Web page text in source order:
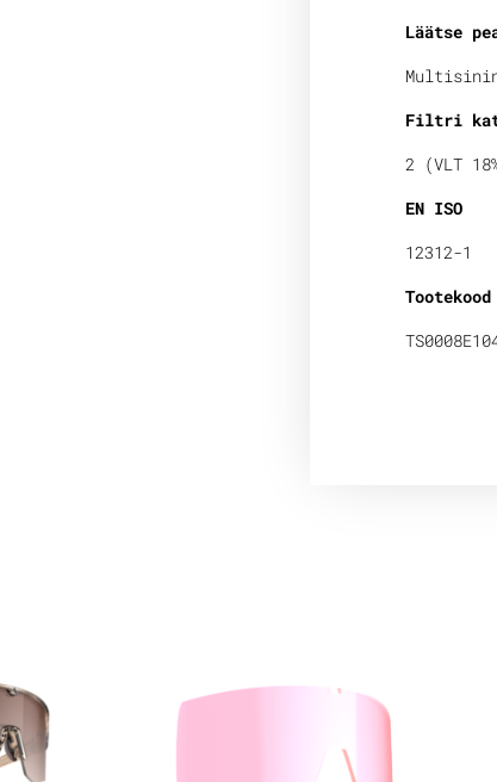
Läätse
Filtri
2 (VLT
EN ISO
12312-1
Tootekood